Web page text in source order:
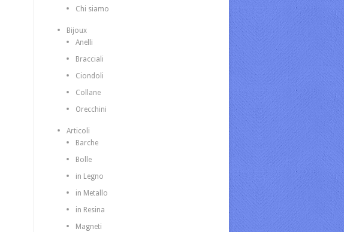
Chi siamo
Bijoux
Anelli
Bracciali
Ciondoli
Collane
Orecchini
Articoli
Barche
Bolle
in Legno
in Metallo
in Resina
Magneti